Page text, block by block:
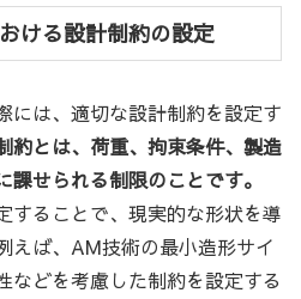
ける設計制約の設定
には、適切な設計制約を設定す
約とは、荷重、拘束条件、製造
せられる制限のことです。
することで、現実的な形状を導
えば、AM技術の最小造形サイ
などを考慮した制約を設定する